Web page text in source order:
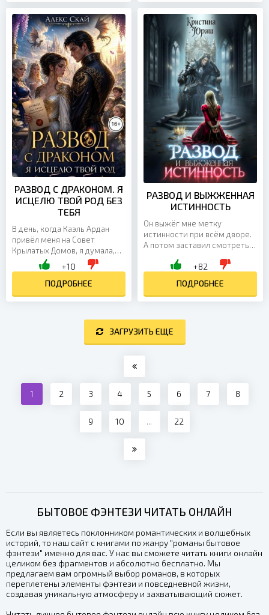
БЫТОВОЕ ФЭНТЕЗИ ЧИТАТЬ ОНЛАЙН
Если вы являетесь поклонником романтических и волшебных
историй, то наш сайт с книгами по жанру "романы бытовое
фэнтези" именно для вас. У нас вы сможете читать книги онлайн
целиком без фрагментов и абсолютно бесплатно. Мы
предлагаем вам огромный выбор романов, в которых
переплетены элементы фэнтези и повседневной жизни,
создавая уникальную атмосферу и захватывающий сюжет.
РАЗВОД С ДРАКОНОМ. Я
ИСЦЕЛЮ ТВОЙ РОД БЕЗ
ТЕБЯ
В день, когда Каэль Ардан
привёл меня на Совет
Крылатых Домов, я думала,
что ещё остаюсь его женой.
Ошиблась. Он потребовал
развода. Его род обвинил...
+10
ПОДРОБНЕЕ
РАЗВОД И ВЫЖЖЕННАЯ
ИСТИННОСТЬ
Он выжёг мне метку
истинности при всём дворе.
А потом заставил смотреть,
«любовника». 🖤 Но самая
императора — это...
+82
ПОДРОБНЕЕ
ЗАГРУЗИТЬ ЕЩЕ
1 2 3 4 5 6 7 8
9 10 ... 22